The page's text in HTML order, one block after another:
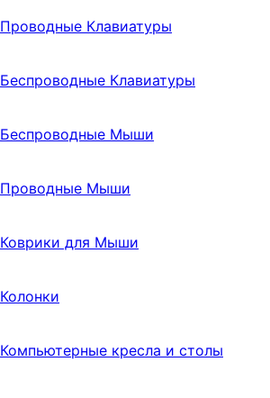
Проводные Клавиатуры
Беспроводные Клавиатуры
Беспроводные Мыши
Проводные Мыши
Коврики для Мыши
Колонки
Компьютерные кресла и столы